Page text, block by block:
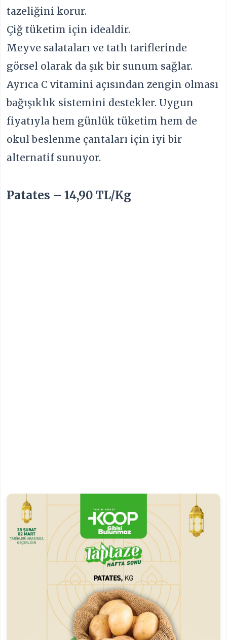
tazeliğini korur.
Çiğ tüketim için idealdir.
Meyve salataları ve tatlı tariflerinde
görsel olarak da şık bir sunum sağlar.
Ayrıca C vitamini açısından zengin olması
bağışıklık sistemini destekler. Uygun
fiyatıyla hem günlük tüketim hem de
okul beslenme çantaları için iyi bir
alternatif sunuyor.
Patates – 14,90 TL/Kg